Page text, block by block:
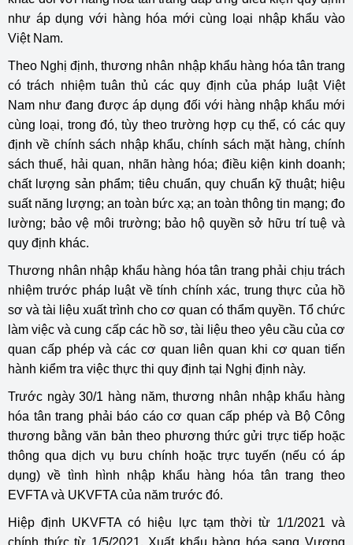
như áp dụng với hàng hóa mới cùng loại nhập khẩu vào
Việt Nam.
Theo Nghị định, thương nhân nhập khẩu hàng hóa tân trang
có trách nhiệm tuân thủ các quy định của pháp luật Việt
Nam như đang được áp dụng đối với hàng nhập khẩu mới
cùng loại, trong đó, tùy theo trường hợp cụ thể, có các quy
định về chính sách nhập khẩu, chính sách mặt hàng, chính
sách thuế, hải quan, nhãn hàng hóa; điều kiện kinh doanh;
chất lượng sản phẩm; tiêu chuẩn, quy chuẩn kỹ thuật; hiệu
suất năng lượng; an toàn bức xạ; an toàn thông tin mạng; đo
lường; bảo vệ môi trường; bảo hộ quyền sở hữu trí tuệ và
quy định khác.
Thương nhân nhập khẩu hàng hóa tân trang phải chịu trách
nhiệm trước pháp luật về tính chính xác, trung thực của hồ
sơ và tài liệu xuất trình cho cơ quan có thẩm quyền. Tổ chức
làm việc và cung cấp các hồ sơ, tài liệu theo yêu cầu của cơ
quan cấp phép và các cơ quan liên quan khi cơ quan tiến
hành kiểm tra việc thực thi quy định tại Nghị định này.
Trước ngày 30/1 hàng năm, thương nhân nhập khẩu hàng
hóa tân trang phải báo cáo cơ quan cấp phép và Bộ Công
thương bằng văn bản theo phương thức gửi trực tiếp hoặc
thông qua dịch vụ bưu chính hoặc trực tuyến (nếu có áp
dụng) về tình hình nhập khẩu hàng hóa tân trang theo
EVFTA và UKVFTA của năm trước đó.
Hiệp định UKVFTA có hiệu lực tạm thời từ 1/1/2021 và
chính thức từ 1/5/2021. Xuất khẩu hàng hóa sang Vương